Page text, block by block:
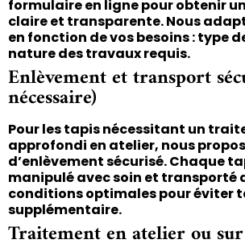
formulaire en ligne pour obtenir
claire et transparente. Nous
en fonction de vos besoins : type
nature des travaux requis.
Enlèvement et transport
nécessaire)
Pour les tapis nécessitant un
approfondi en atelier, nous
d’enlèvement sécurisé. Chaque
manipulé avec soin et transporté
conditions optimales pour éviter
supplémentaire.
Traitement en atelier ou